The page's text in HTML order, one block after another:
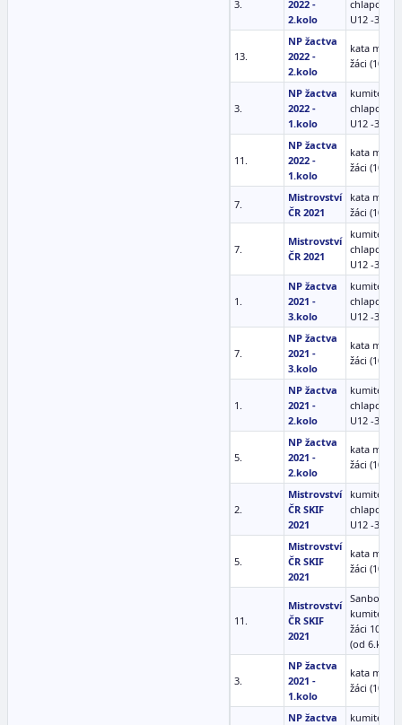
3.
2022 -
2.kolo
chlapci
U12 -35 kg
13.
NP žactva
2022 -
2.kolo
kata ml.
žáci (10-11)
3.
NP žactva
2022 -
1.kolo
kumite
chlapci
U12 -35 kg
11.
NP žactva
2022 -
1.kolo
kata ml.
žáci (10-11)
7.
Mistrovství
ČR 2021
kata ml.
žáci (10-11)
7.
Mistrovství
ČR 2021
kumite
chlapci
U12 -35 kg
1.
NP žactva
2021 -
3.kolo
kumite
chlapci
U12 -35 kg
7.
NP žactva
2021 -
3.kolo
kata ml.
žáci (10-11)
1.
NP žactva
2021 -
2.kolo
kumite
chlapci
U12 -35 kg
5.
NP žactva
2021 -
2.kolo
kata ml.
žáci (10-11)
2.
Mistrovství
ČR SKIF
2021
kumite
chlapci
U12 -35 kg
5.
Mistrovství
ČR SKIF
2021
kata ml.
žáci (10-11)
11.
Mistrovství
ČR SKIF
2021
Sanbon
kumite ml.
žáci 10-11
(od 6.kyu)
3.
NP žactva
2021 -
1.kolo
kata ml.
žáci (10-11)
NP žactva
kumite